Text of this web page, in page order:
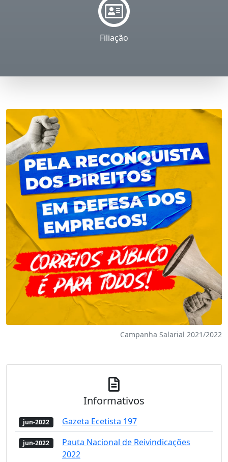
Filiação
Campanha Salarial 2021/2022
Informativos
jun-2022 Gazeta Ecetista 197
jun-2022
Pauta Nacional de Reivindicações
2022